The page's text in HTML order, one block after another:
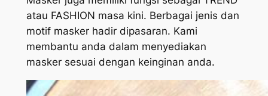
atau FASHION masa kini. Berbagai jenis dan
motif masker hadir dipasaran. Kami
membantu anda dalam menyediakan
masker sesuai dengan keinginan anda.